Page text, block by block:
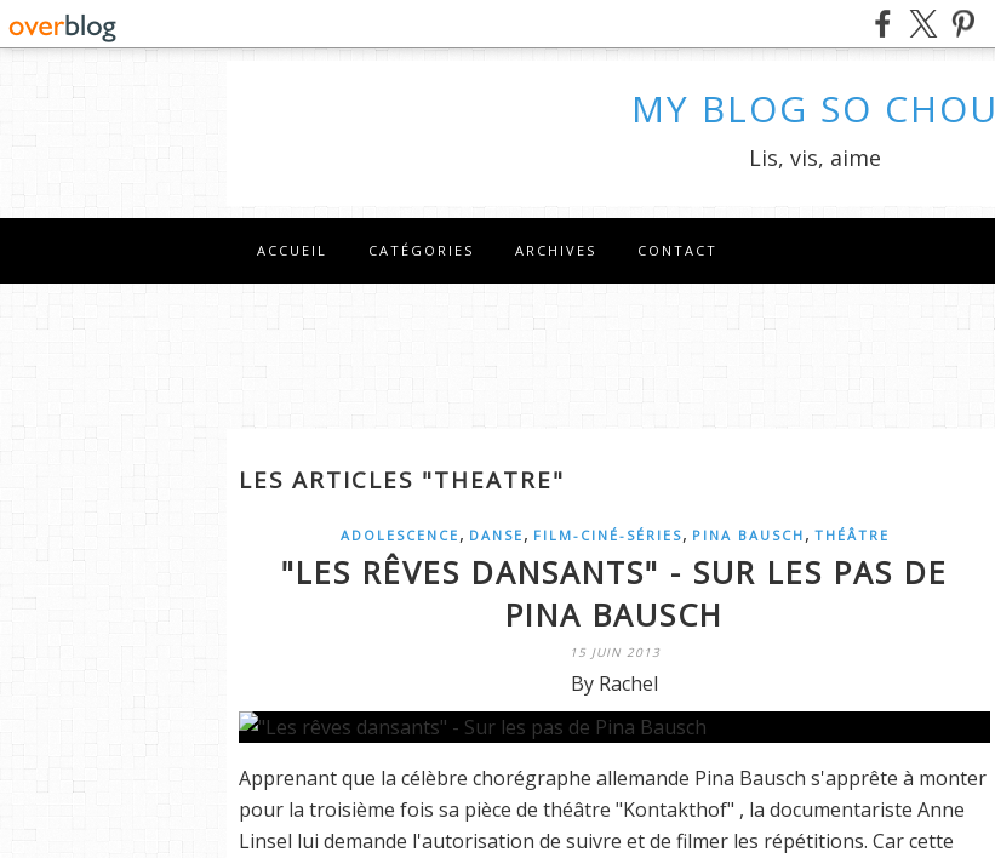
MY BLOG SO CHOU
Lis, vis, aime
ACCUEIL CATÉGORIES ARCHIVES CONTACT
LES ARTICLES "THEATRE"
ADOLESCENCE , DANSE , FILM-CINÉ-SÉRIES, PINA BAUSCH , THÉÂTRE
"LES RÊVES DANSANTS" - SUR LES PAS DE
PINA BAUSCH
15 JUIN 2013
By Rachel
Apprenant que la célèbre chorégraphe allemande Pina Bausch s'apprête à monter
pour la troisième fois sa pièce de théâtre "Kontakthof" , la documentariste Anne
Linsel lui demande l'autorisation de suivre et de filmer les répétitions. Car cette